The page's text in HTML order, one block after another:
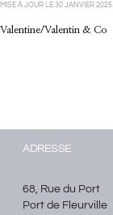
MISE À JOUR LE 30 JANVIER 2025
Valentine/Valentin & Co
ADRESSE
68, Rue du Port
Port de Fleurville